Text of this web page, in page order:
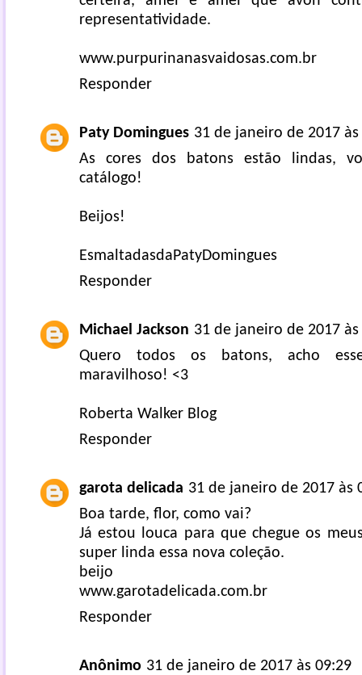
representatividade.
www.purpurinanasvaidosas.com.br
Responder
Paty Domingues 31 de janeiro de 2017 às
As cores dos batons estão lindas,
catálogo!
Beijos!
EsmaltadasdaPatyDomingues
Responder
Michael Jackson 31 de janeiro de 2017 às
Quero todos os batons, acho
maravilhoso! <3
Roberta Walker Blog
Responder
garota delicada 31 de janeiro de 2017 às
Boa tarde, flor, como vai?
Já estou louca para que chegue os
super linda essa nova coleção.
beijo
www.garotadelicada.com.br
Responder
Anônimo 31 de janeiro de 2017 às 09:29